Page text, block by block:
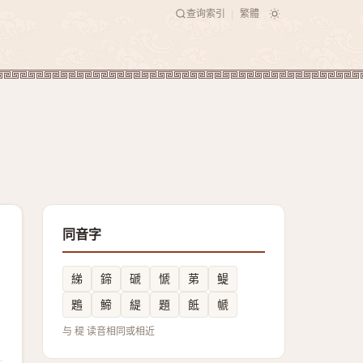
查询索引 繁體
同音字
綈 鍗 磃 㥴 苐
鳀
鶗
䱱 緹 題 䬫 㡗
与 䅠 读音相同或相近